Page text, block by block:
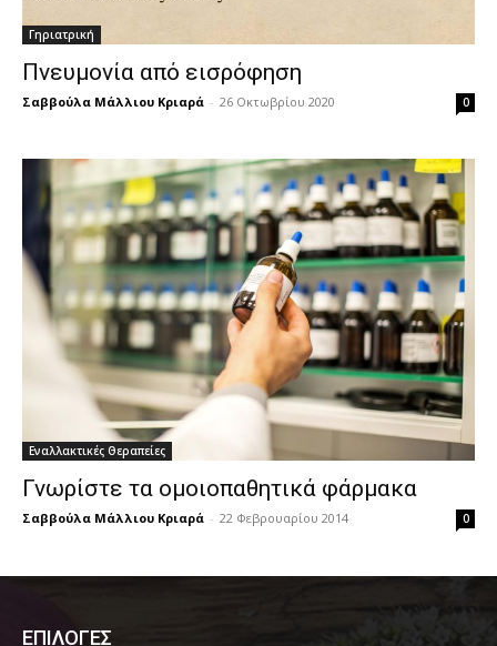
Γηριατρική
Πνευμονία από εισρόφηση
Σαββούλα Μάλλιου Κριαρά - 26 Οκτωβρίου 2020 0
Εναλλακτικές Θεραπείες
Γνωρίστε τα ομοιοπαθητικά φάρμακα
Σαββούλα Μάλλιου Κριαρά - 22 Φεβρουαρίου 2014 0
ΕΠΙΛΟΓΕΣ